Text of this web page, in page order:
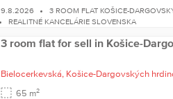
9.8.2026
3 ROOM FLAT KOŠICE-
REALITNÉ KANCELÁRIE SLOVENSKA
3 room flat for sell in Košice-
Bielocerkevská, Košice-Dargovských
65 m2